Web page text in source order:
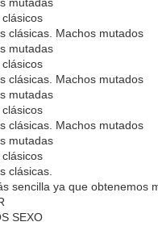
clásicas. Machos mutados
mutadas
clásicas. Machos mutados
mutadas
clásicas. Machos mutados
mutadas
clásicas.
sencilla ya que obtenemos
SEXO